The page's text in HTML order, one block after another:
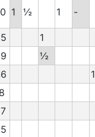
1 ½ 1 -
1
½
1